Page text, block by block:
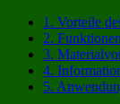
1. Vorteile
2.
3.
4.
5.